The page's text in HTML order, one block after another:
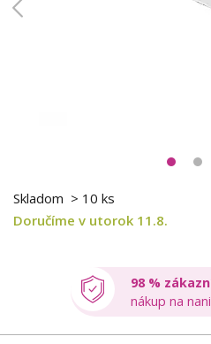
Skladom > 10 ks
Doručíme v utorok 11.8.
98 %
nákup na